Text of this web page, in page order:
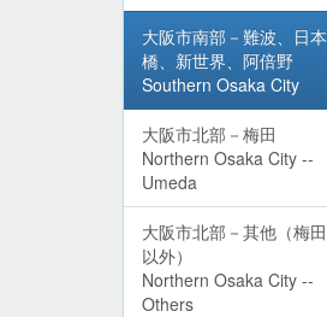
大阪市南部－難波、日本
橋、新世界、阿倍野
Southern Osaka City
大阪市北部－梅田
Northern Osaka City --
Umeda
大阪市北部－其他（梅田
以外）
Northern Osaka City --
Others